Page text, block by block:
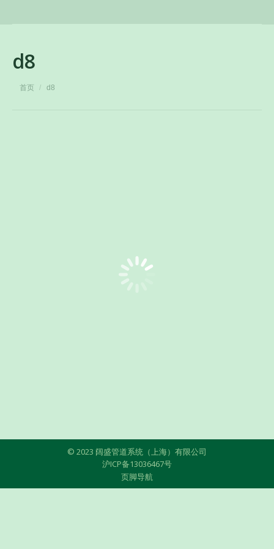
d8
您在这里：
首页 d8
© 2023 阔盛管道系统（上海）有限公司
沪ICP备13036467号
页脚导航